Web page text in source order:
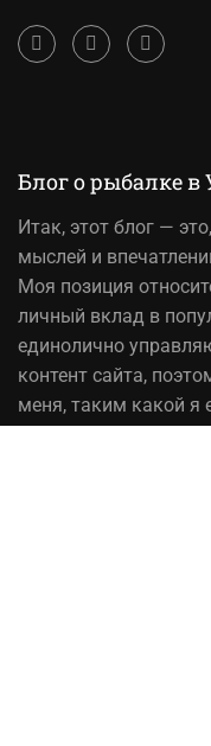
Блог о рыбалке в
Итак, этот блог —
мыслей и
Моя позиция
личный вклад в
единолично
контент сайта,
меня, таким какой я